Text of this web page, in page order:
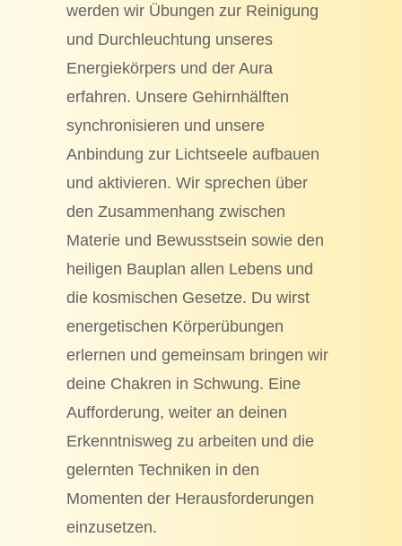
werden wir Übungen zur Reinigung
und Durchleuchtung unseres
Energiekörpers und der Aura
erfahren. Unsere Gehirnhälften
synchronisieren und unsere
Anbindung zur Lichtseele aufbauen
und aktivieren. Wir sprechen über
den Zusammenhang zwischen
Materie und Bewusstsein sowie den
heiligen Bauplan allen Lebens und
die kosmischen Gesetze. Du wirst
energetischen Körperübungen
erlernen und gemeinsam bringen wir
deine Chakren in Schwung. Eine
Aufforderung, weiter an deinen
Erkenntnisweg zu arbeiten und die
gelernten Techniken in den
Momenten der Herausforderungen
einzusetzen.